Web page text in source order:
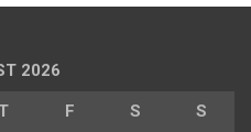
2026
T F S S